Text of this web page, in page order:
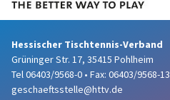
Hessischer Tischtennis-Verband
Grüninger Str. 17, 35415 Pohlheim
Tel 06403/9568-0 • Fax: 06403/9568-13
geschaeftsstelle@httv.de